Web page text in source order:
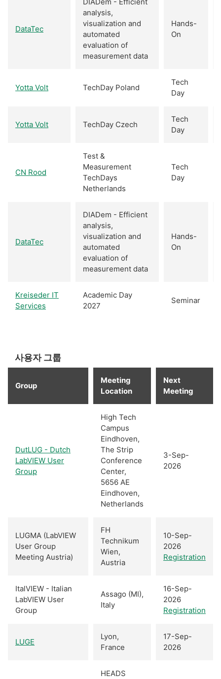
DataTec
analysis,
visualization and
automated
evaluation of
measurement data
Hands-
On
Yotta Volt TechDay Poland
Tech
Day
Yotta Volt TechDay Czech
Tech
Day
CN Rood
Test &
Measurement
TechDays
Netherlands
Tech
Day
DataTec
DIADem - Efficient
analysis,
visualization and
automated
evaluation of
measurement data
Hands-
On
Kreiseder IT
Services
Academic Day
2027
Seminar
사용자 그룹
Group
Meeting
Location
Next
Meeting
DutLUG - Dutch
LabVIEW User
Group
High Tech
Campus
Eindhoven,
The Strip
Conference
Center,
5656 AE
Eindhoven,
Netherlands
3-Sep-
2026
LUGMA (LabVIEW
User Group
Meeting Austria)
FH
Technikum
Wien,
Austria
10-Sep-
2026
Registration
ItalVIEW - Italian
LabVIEW User
Group
Assago (MI),
Italy
16-Sep-
2026
Registration
LUGE
Lyon,
France
17-Sep-
2026
HEADS